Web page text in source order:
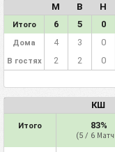
М В Н
Итого 6 5 0
Дома 4 3 0
В гостях 2 2 0
КШ
Итого 83%
(5 / 6